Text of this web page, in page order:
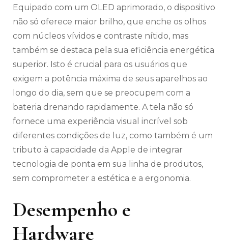
Equipado com um OLED aprimorado, o dispositivo
não só oferece maior brilho, que enche os olhos
com núcleos vívidos e contraste nítido, mas
também se destaca pela sua eficiência energética
superior. Isto é crucial para os usuários que
exigem a potência máxima de seus aparelhos ao
longo do dia, sem que se preocupem com a
bateria drenando rapidamente. A tela não só
fornece uma experiência visual incrível sob
diferentes condições de luz, como também é um
tributo à capacidade da Apple de integrar
tecnologia de ponta em sua linha de produtos,
sem comprometer a estética e a ergonomia.
Desempenho e
Hardware